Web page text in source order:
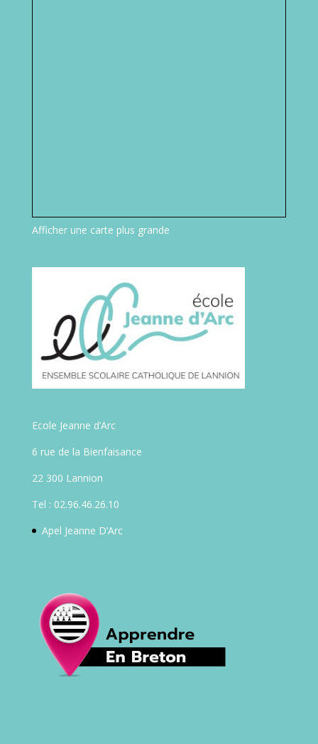
Afficher une carte plus grande
Ecole Jeanne d’Arc
6 rue de la Bienfaisance
22 300 Lannion
Tel : 02.96.46.26.10
Apel Jeanne D’Arc